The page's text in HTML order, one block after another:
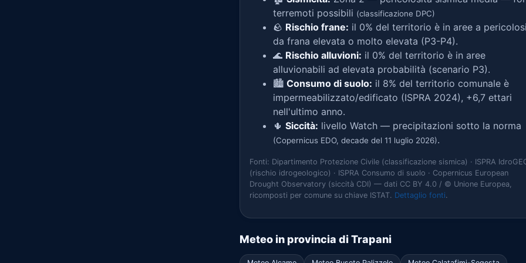
terremoti possibili (classificazione DPC)
🪨 Rischio frane: il 0% del territorio è in aree a
da frana elevata o molto elevata (P3-P4).
🌊 Rischio alluvioni: il 0% del territorio è in aree
alluvionabili ad elevata probabilità (scenario P3).
🏙️ Consumo di suolo: il 8% del territorio comunale è
impermeabilizzato/edificato (ISPRA 2024), +6,7 ettari
nell'ultimo anno.
🌵 Siccità: livello Watch — precipitazioni sotto la norma
(Copernicus EDO, decade del 11 luglio 2026).
Fonti: Dipartimento Protezione Civile (classificazione sismica) · ISPRA
(rischio idrogeologico) · ISPRA Consumo di suolo · Copernicus European
Drought Observatory (siccità CDI) — dati CC BY 4.0 / © Unione Europea,
ricomposti per comune su chiave ISTAT. Dettaglio fonti.
Meteo in provincia di Trapani